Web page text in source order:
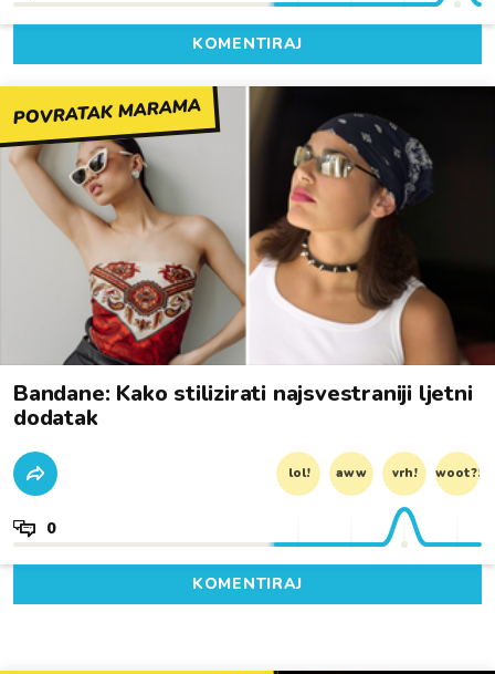
KOMENTIRAJ
POVRATAK MARAMA
Bandane: Kako stilizirati najsvestraniji ljetni
dodatak
lol! aww vrh! woot?!
0
KOMENTIRAJ